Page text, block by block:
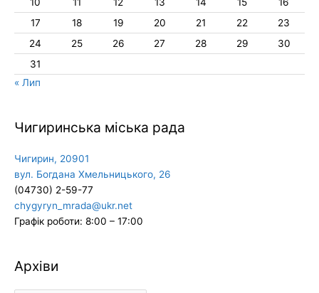
17
18 19 20 21 22
23
24
25 26 27 28 29
30
31
« Лип
Чигиринська міська рада
Чигирин, 20901
вул. Богдана Хмельницького, 26
(04730) 2-59-77
chygyryn_mrada@ukr.net
Графік роботи: 8:00 – 17:00
Архіви
Архіви